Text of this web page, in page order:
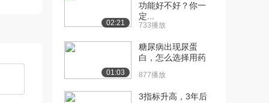
02:21
功能好不好？你一
定...
733播放
01:03
糖尿病出现尿蛋
白，怎么选择用药
877播放
3指标升高，3年后